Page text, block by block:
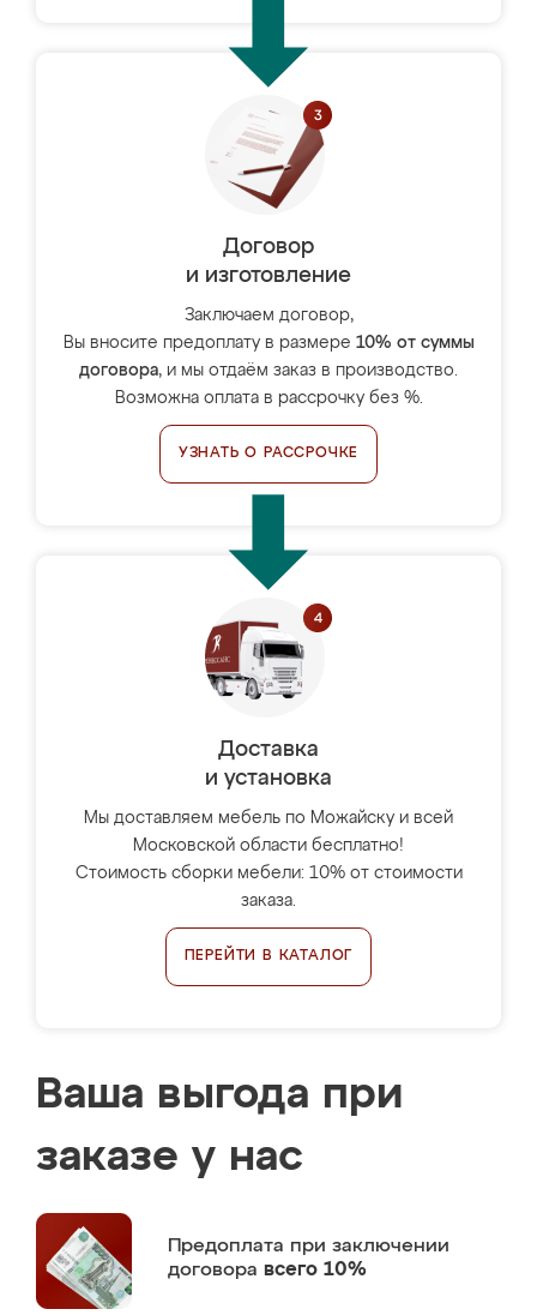
Договор
и изготовление
Заключаем договор,
Вы вносите предоплату в размере 10% от суммы
договора, и мы отдаём заказ в производство.
Возможна оплата в рассрочку без %.
УЗНАТЬ О РАССРОЧКЕ
Доставка
и установка
Мы доставляем мебель по Можайску и всей
Московской области бесплатно!
Стоимость сборки мебели: 10% от стоимости
заказа.
ПЕРЕЙТИ В КАТАЛОГ
Ваша выгода при
заказе у нас
Предоплата при заключении
договора всего 10%